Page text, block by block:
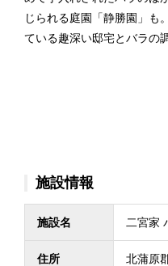
じられる庭園「静勝園」も
ている趣深い邸宅とバラの
施設情報
施設名 二宮家
住所 北蒲原